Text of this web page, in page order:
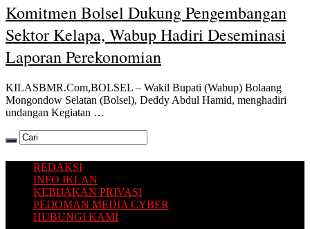
Komitmen Bolsel Dukung Pengembangan
Sektor Kelapa, Wabup Hadiri Deseminasi
Laporan Perekonomian
KILASBMR.Com,BOLSEL – Wakil Bupati (Wabup) Bolaang
Mongondow Selatan (Bolsel), Deddy Abdul Hamid, menghadiri
undangan Kegiatan …
REDAKSI
INFO IKLAN
KEBIJAKAN PRIVASI
PEDOMAN MEDIA CYBER
HUBUNGI KAMI